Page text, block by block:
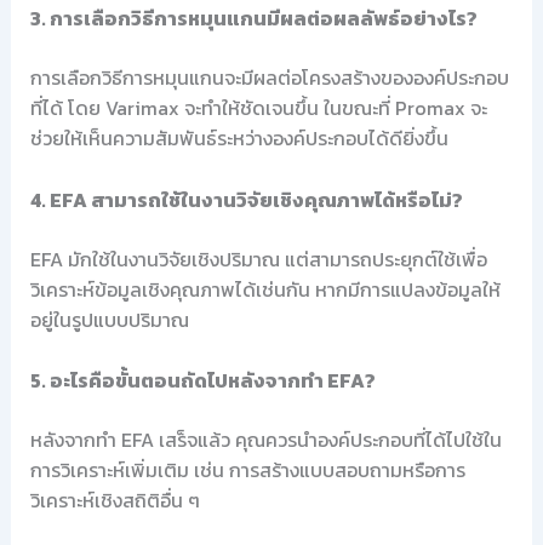
3. การเลือกวิธีการหมุนแกนมีผลต่อผลลัพธ์อย่างไร?
การเลือกวิธีการหมุนแกนจะมีผลต่อโครงสร้างขององค์ประกอบ
ที่ได้ โดย Varimax จะทำให้ชัดเจนขึ้น ในขณะที่ Promax จะ
ช่วยให้เห็นความสัมพันธ์ระหว่างองค์ประกอบได้ดียิ่งขึ้น
4. EFA สามารถใช้ในงานวิจัยเชิงคุณภาพได้หรือไม่?
EFA มักใช้ในงานวิจัยเชิงปริมาณ แต่สามารถประยุกต์ใช้เพื่อ
วิเคราะห์ข้อมูลเชิงคุณภาพได้เช่นกัน หากมีการแปลงข้อมูลให้
อยู่ในรูปแบบปริมาณ
5. อะไรคือขั้นตอนถัดไปหลังจากทำ EFA?
หลังจากทำ EFA เสร็จแล้ว คุณควรนำองค์ประกอบที่ได้ไปใช้ใน
การวิเคราะห์เพิ่มเติม เช่น การสร้างแบบสอบถามหรือการ
วิเคราะห์เชิงสถิติอื่น ๆ